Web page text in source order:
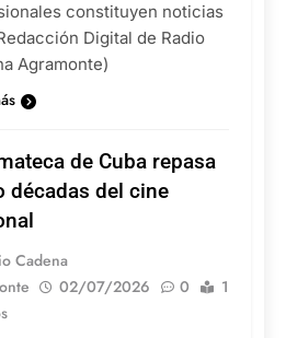
constituyen noticias
Digital de Radio
Agramonte)
de Cuba repasa
décadas del cine
Cadena
02/07/2026 0
1